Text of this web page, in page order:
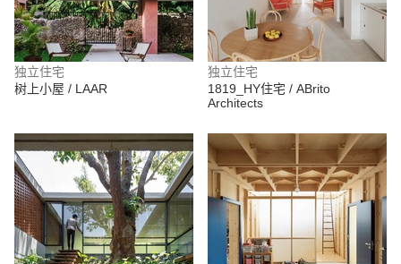
独立住宅
树上小屋 / LAAR
独立住宅
1819_HY住宅 / ABrito
Architects